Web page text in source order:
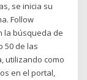
se inicia su
Follow
la búsqueda de
50 de las
utilizando como
en el portal,